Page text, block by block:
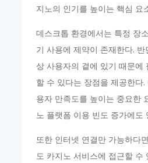
지노의 인기를 높이는 핵심 요
데스크톱 환경에서는 특정 장
기 사용에 제약이 존재한다.
상 사용자의 곁에 있기 때문에
할 수 있다는 장점을 제공한다
용자 만족도를 높이는 중요한
노 플랫폼 이용 빈도 증가에도
또한 인터넷 연결만 가능하다
도 카지노 서비스에 접근할 수